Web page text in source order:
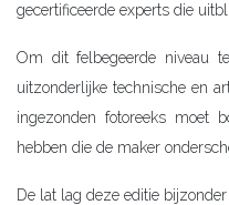
gecertificeerde experts die
Om dit felbegeerde niveau
uitzonderlijke technische en
ingezonden fotoreeks moet
hebben die de maker
De lat lag deze editie bijzonder